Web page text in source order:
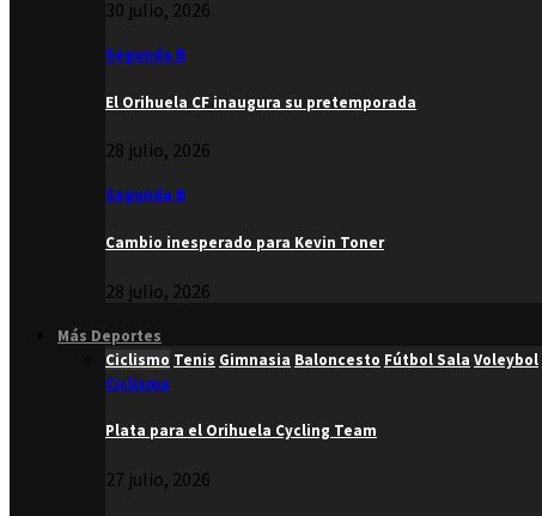
30 julio, 2026
Segunda B
El Orihuela CF inaugura su pretemporada
28 julio, 2026
Segunda B
Cambio inesperado para Kevin Toner
28 julio, 2026
Más Deportes
Ciclismo Tenis Gimnasia Baloncesto Fútbol Sala Voleybol
Ciclismo
Plata para el Orihuela Cycling Team
27 julio, 2026